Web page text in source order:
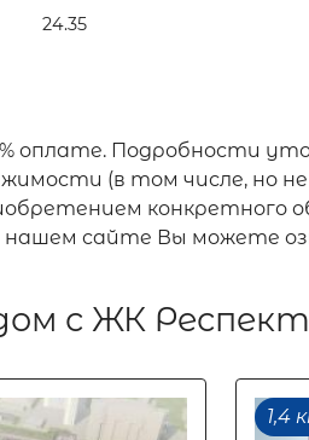
24.35
оплате. Подробности
(в том числе, но
нашем сайте Вы можете
с ЖК Респект
1,4